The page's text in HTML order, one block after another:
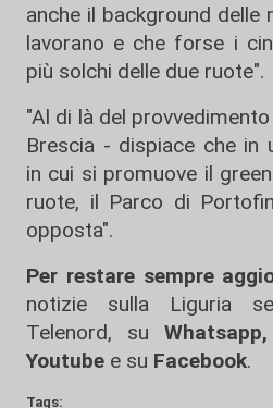
anche il background delle
lavorano e che forse i
più solchi delle due ruote".
"Al di là del
Brescia - dispiace che in
in cui si promuove il
ruote, il Parco di
opposta".
Per restare sempre
notizie sulla Liguria
Telenord, su
Whatsapp,
Youtube e su Facebook.
Tags: